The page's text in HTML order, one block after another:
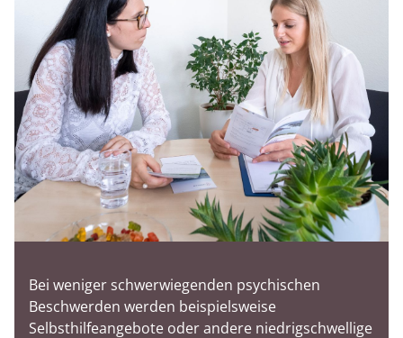
Bei weniger schwerwiegenden psychischen
Beschwerden werden beispielsweise
Selbsthilfeangebote oder andere niedrigschwellige